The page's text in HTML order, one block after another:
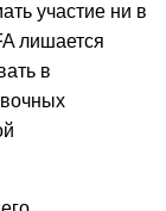
участие ни в
лишается
в